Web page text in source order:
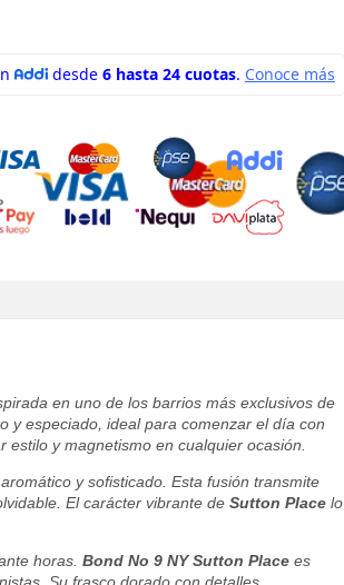
en uno de los barrios más exclusivos de
y especiado, ideal para comenzar el día con
y magnetismo en cualquier ocasión.
y sofisticado. Esta fusión transmite
El carácter vibrante de Sutton Place lo
horas. Bond No 9 NY Sutton Place es